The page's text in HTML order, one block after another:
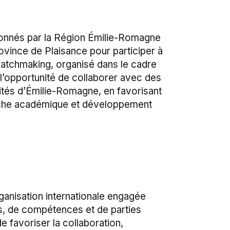
par la Région Émilie-Romagne
de Plaisance pour participer à
organisé dans le cadre
de collaborer avec des
d’Émilie-Romagne, en favorisant
académique et développement
internationale engagée
de compétences et de parties
favoriser la collaboration,